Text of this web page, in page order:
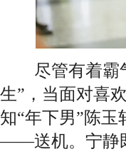
尽管有着霸气
生”，当面对喜
知“年下男”陈
——送机。宁静